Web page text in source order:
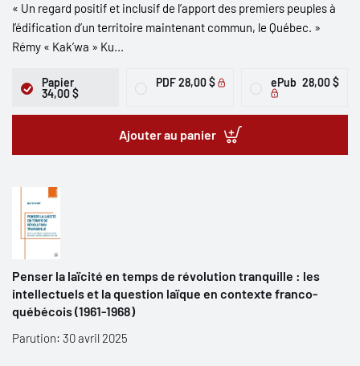
« Un regard positif et inclusif de l’apport des premiers peuples à
l’édification d’un territoire maintenant commun, le Québec. »
Rémy « Kak’wa » Ku...
Papier
34,00 $
PDF28,00 $ ePub 28,00 $
Ajouter au panier
Penser la laïcité en temps de révolution tranquille : les
intellectuels et la question laïque en contexte franco-
québécois (1961-1968)
Parution: 30 avril 2025